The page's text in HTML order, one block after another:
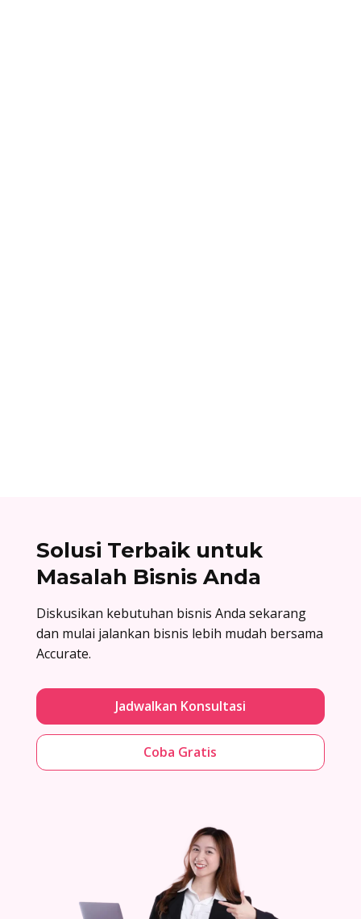
Solusi Terbaik untuk
Masalah Bisnis Anda
Diskusikan kebutuhan bisnis Anda sekarang
dan mulai jalankan bisnis lebih mudah bersama
Accurate.
Jadwalkan Konsultasi
Coba Gratis